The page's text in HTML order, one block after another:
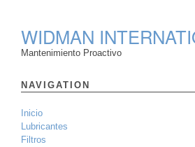
WIDMAN
Mantenimiento Proactivo
NAVIGATION
Inicio
Lubricantes
Filtros